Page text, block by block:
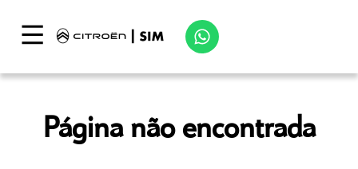
Página não encontrada